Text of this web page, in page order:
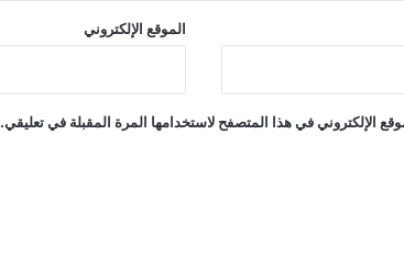
الموقع الإلكتروني
الإلكتروني في هذا المتصفح لاستخدامها المرة المقبلة في تعليقي.